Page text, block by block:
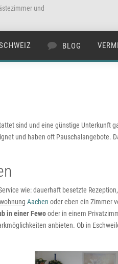
und
BLOG
sind und eine günstige Unterkunft
und haben oft Pauschalangebote.
wie: dauerhaft besetzte
Aachen oder eben ein Zimmer
in einer Fewooder in einem
anbieten. Ob in